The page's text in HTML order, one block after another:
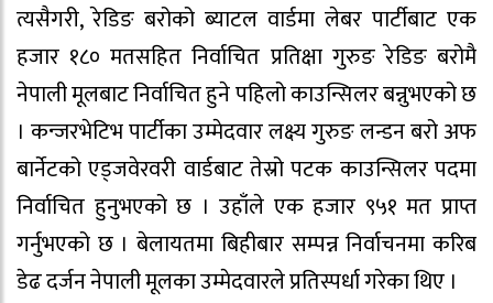
त्यसैगरी, रेडिङ बरोको ब्याटल वार्डमा लेबर पार्टीबाट एक
हजार १८० मतसहित निर्वाचित प्रतिक्षा गुरुङ रेडिङ बरोमै
नेपाली मूलबाट निर्वाचित हुने पहिलो काउन्सिलर बन्नुभएको छ
। कन्जरभेटिभ पार्टीका उम्मेदवार लक्ष्य गुरुङ लन्डन बरो अफ
बार्नेटको एड्जवेरवरी वार्डबाट तेस्रो पटक काउन्सिलर पदमा
निर्वाचित हुनुभएको छ । उहाँले एक हजार ९५१ मत प्राप्त
गर्नुभएको छ । बेलायतमा बिहीबार सम्पन्न निर्वाचनमा करिब
डेढ दर्जन नेपाली मूलका उम्मेदवारले प्रतिस्पर्धा गरेका थिए ।